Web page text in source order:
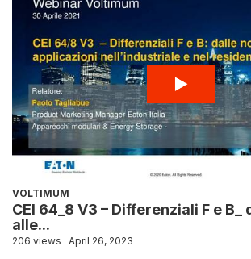
VOLTIMUM
CEI 64_8 V3 – Differenziali F e
alle...
206 views April 26, 2023